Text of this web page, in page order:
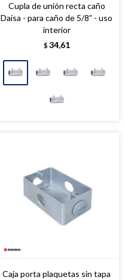
Cupla de unión recta caño
Daisa - para caño de 5/8” - uso
interior
$ 34,61
Caja porta plaquetas sin tapa